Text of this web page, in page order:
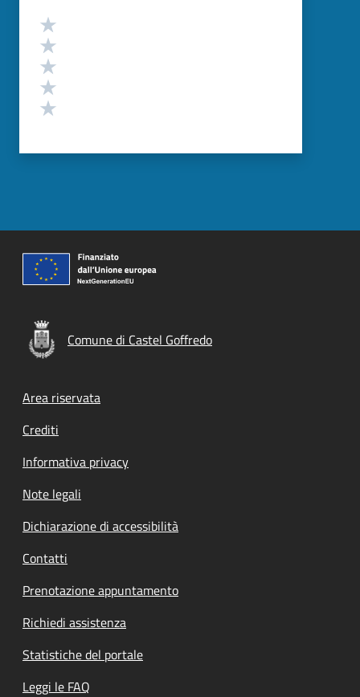
Valutazione
Comune di Castel Goffredo
Footer menu
Area riservata
Crediti
Informativa privacy
Note legali
Dichiarazione di accessibilità
Contatti
Prenotazione appuntamento
Richiedi assistenza
Statistiche del portale
Leggi le FAQ